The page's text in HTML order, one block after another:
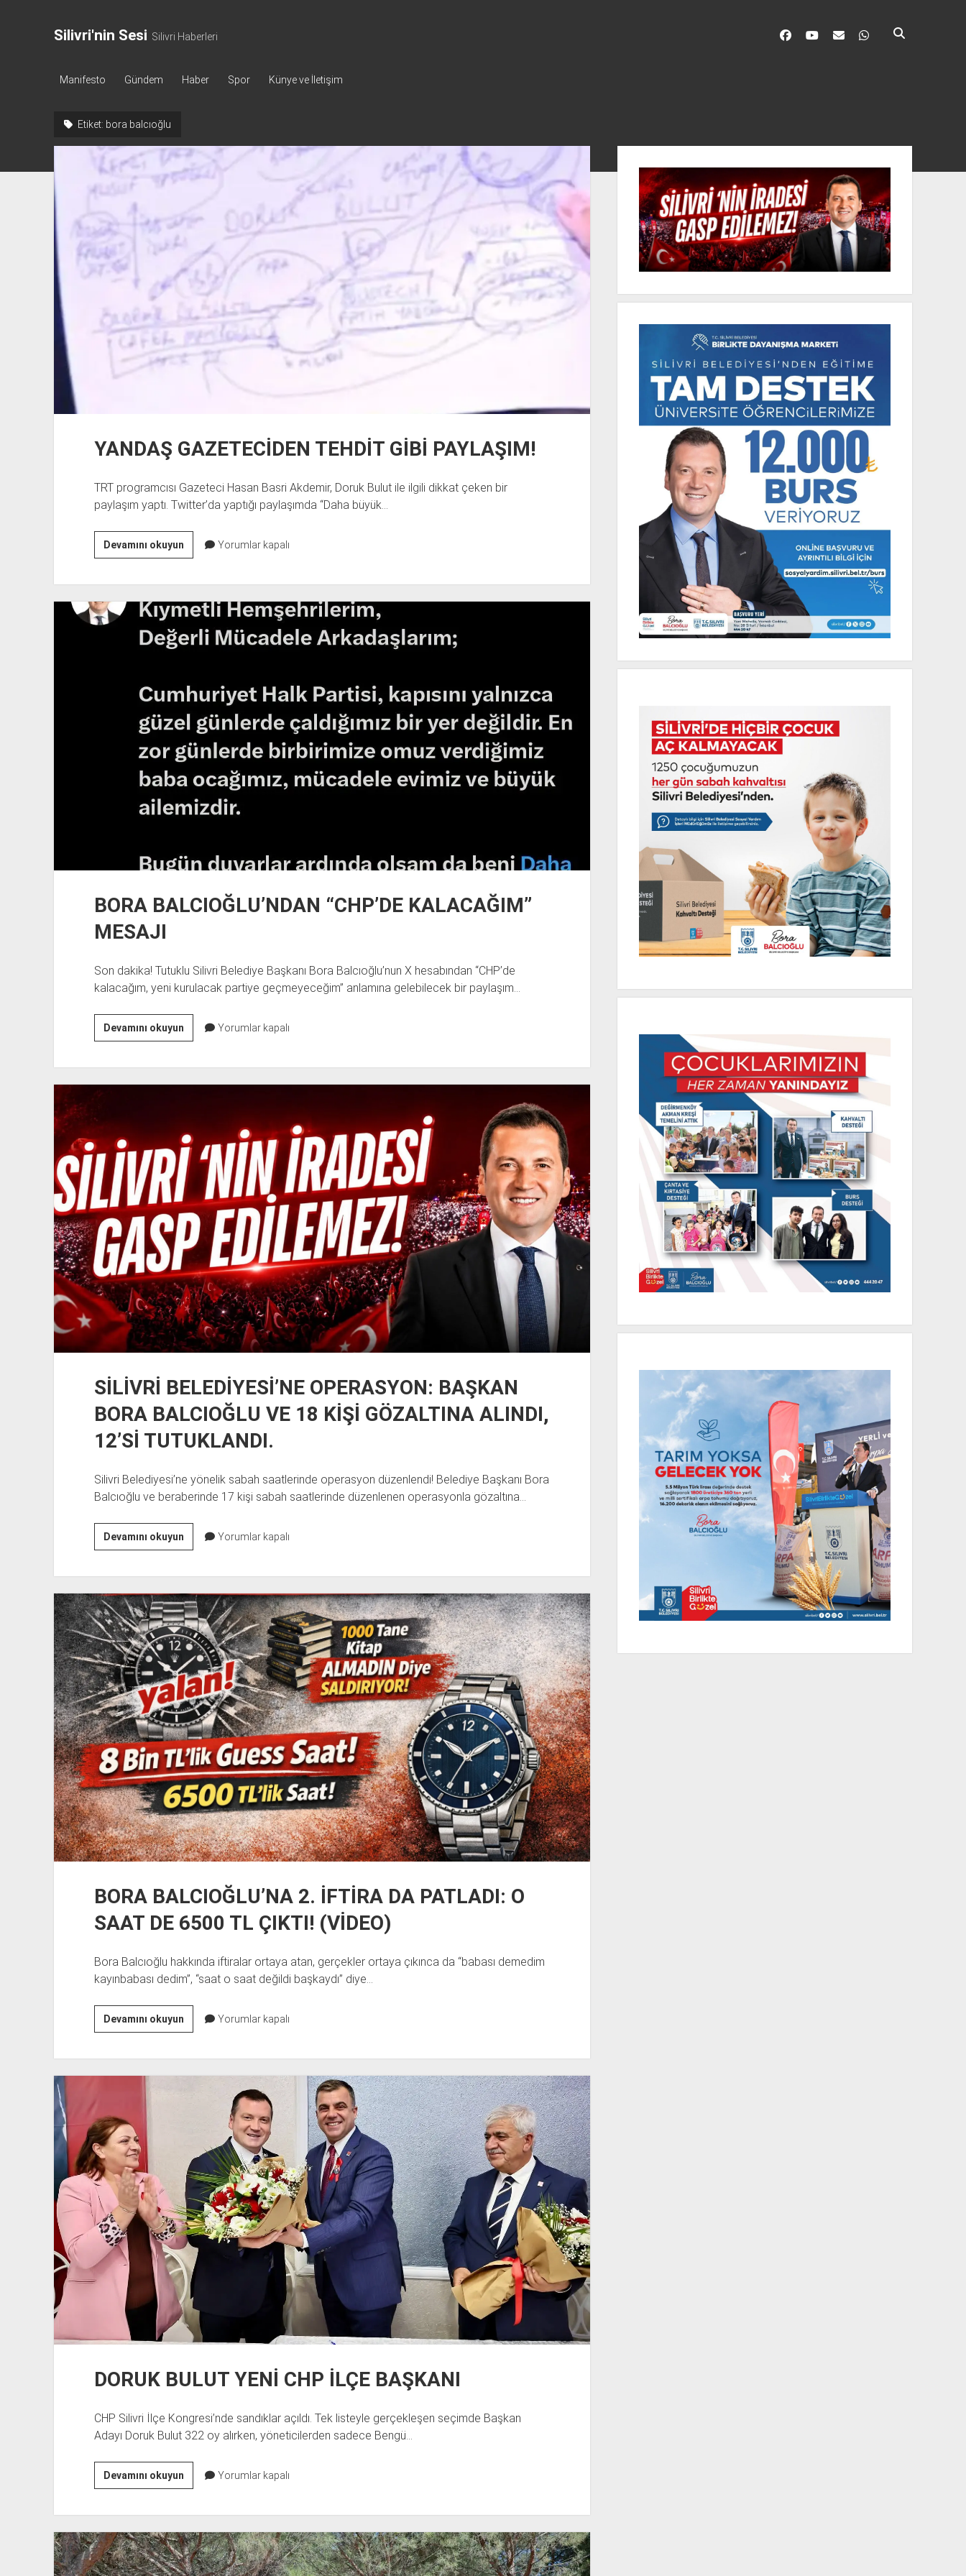
Silivri'nin Sesi Silivri Haberleri
facebook
youtube whatsapp
Manifesto Gündem Haber Spor Künye ve İletişim
Etiket: bora balcıoğlu
YANDAŞ GAZETECİDEN TEHDİT GİBİ PAYLAŞIM!
TRT programcısı Gazeteci Hasan Basri Akdemir, Doruk Bulut ile ilgili dikkat çeken bir
paylaşım yaptı. Twitter’da yaptığı paylaşımda “Daha büyük…
Devamını okuyunYANDAŞ
GAZETECİDEN
PAYLAŞIM!
Yorumlar kapalı
BORA BALCIOĞLU’NDAN “CHP’DE KALACAĞIM”
MESAJI
Son dakika! Tutuklu Silivri Belediye Başkanı Bora Balcıoğlu’nun X hesabından “CHP’de
kalacağım, yeni kurulacak partiye geçmeyeceğim” anlamına gelebilecek bir paylaşım…
Devamını okuyunBORA
BALCIOĞLU’NDAN
Yorumlar kapalı
SİLİVRİ BELEDİYESİ’NE OPERASYON: BAŞKAN
BORA BALCIOĞLU VE 18 KİŞİ GÖZALTINA ALINDI,
12’Sİ TUTUKLANDI.
Silivri Belediyesi’ne yönelik sabah saatlerinde operasyon düzenlendi! Belediye Başkanı Bora
Balcıoğlu ve beraberinde 17 kişi sabah saatlerinde düzenlenen operasyonla gözaltına…
Devamını okuyunSİLİVRİ
BELEDİYESİ’NE
BORA
BALCIOĞLU
VE
18
KİŞİ
GÖZALTINA
ALINDI,
12’Sİ
TUTUKLANDI.
Yorumlar kapalı
BORA BALCIOĞLU’NA 2. İFTİRA DA PATLADI: O
SAAT DE 6500 TL ÇIKTI! (VİDEO)
Bora Balcıoğlu hakkında iftiralar ortaya atan, gerçekler ortaya çıkınca da “babası demedim
kayınbabası dedim”, “saat o saat değildi başkaydı” diye…
Devamını okuyunBORA
BALCIOĞLU’NA
DE
6500
TL
ÇIKTI!
(VİDEO)
Yorumlar kapalı
DORUK BULUT YENİ CHP İLÇE BAŞKANI
CHP Silivri İlçe Kongresi’nde sandıklar açıldı. Tek listeyle gerçekleşen seçimde Başkan
Adayı Doruk Bulut 322 oy alırken, yöneticilerden sadece Bengü…
Devamını okuyunDORUK
BULUT
İLÇE
BAŞKANI
Yorumlar kapalı
Menü